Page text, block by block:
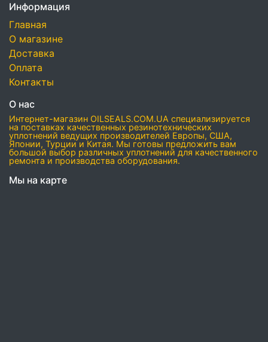
Информация
Главная
О магазине
Доставка
Оплата
Контакты
О нас
Интернет-магазин OILSEALS.COM.UA специализируется
на поставках качественных резинотехнических
уплотнений ведущих производителей Европы, США,
Японии, Турции и Китая. Мы готовы предложить вам
большой выбор различных уплотнений для качественного
ремонта и производства оборудования.
Мы на карте